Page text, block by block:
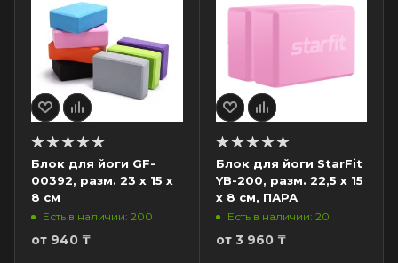
Блок для йоги GF-
00392, разм. 23 х 15 х
8 см
Есть в наличии: 200
от 940 ₸
Блок для йоги StarFit
YB-200, разм. 22,5 х 15
х 8 см, ПАРА
Есть в наличии: 20
от 3 960 ₸